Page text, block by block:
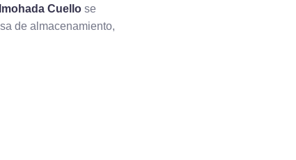
Cuello se
de almacenamiento,